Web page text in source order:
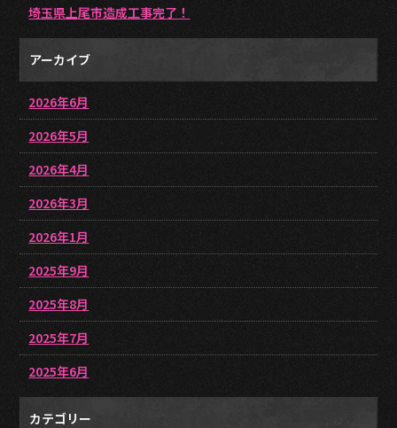
埼玉県上尾市造成工事完了！
アーカイブ
2026年6月
2026年5月
2026年4月
2026年3月
2026年1月
2025年9月
2025年8月
2025年7月
2025年6月
カテゴリー